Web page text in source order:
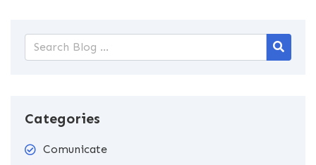
Categories
Comunicate